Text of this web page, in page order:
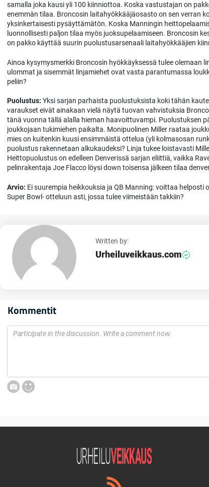
samalla joka kausi yli 100 kiinniottoa. Koska vastustajan on
enemmän tilaa. Broncosin laitahyökkääjäosasto on sen verran
yksinkertaisesti pysäyttämätön. Koska Manningin
luonnollisesti paljon tilaa myös juoksupelaamiseen. Broncosin
on pakko käyttää suurin puolustusarsenaali laitahyökkääjien
Ainoa kysymysmerkki Broncosin hyökkäyksessä tulee olemaan
ulommat ja sisemmät linjamiehet ovat vasta parantumassa
peliin?
Puolustus: Yksi sarjan parhaista puolustuksista koki tähän
varaukset eivät ainakaan vielä näytä tuovan vahvistuksia
tänä vuonna tällä alalla hieman haavoittuvampi. Puolustuksen
joukkojaan tukimiehen paikalta. Monipuolinen Miller raataa
mies on kuitenkin kuusi ensimmäistä ottelua (yli kolmasosan
puolustus rakennetaan alkukaudeksi? Linja tukee loistavasti
Heittopuolustus on edelleen Denverissä sarjan eliittiä, vaikka
pelinrakentaja Joe Flacco löysi down toisensa jälkeen tilaa
Arvio: Ei suurempia heikkouksia ja QB Manning: voittaa
Super Bowl- otteluun asti, jossa tulee viimeistään takkiin?
Written by:
Urheiluveikkaus.com
Kommentit